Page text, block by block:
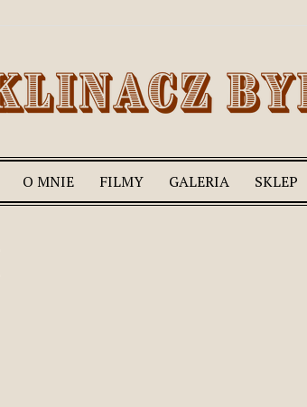
O MNIE FILMY GALERIA SKLEP